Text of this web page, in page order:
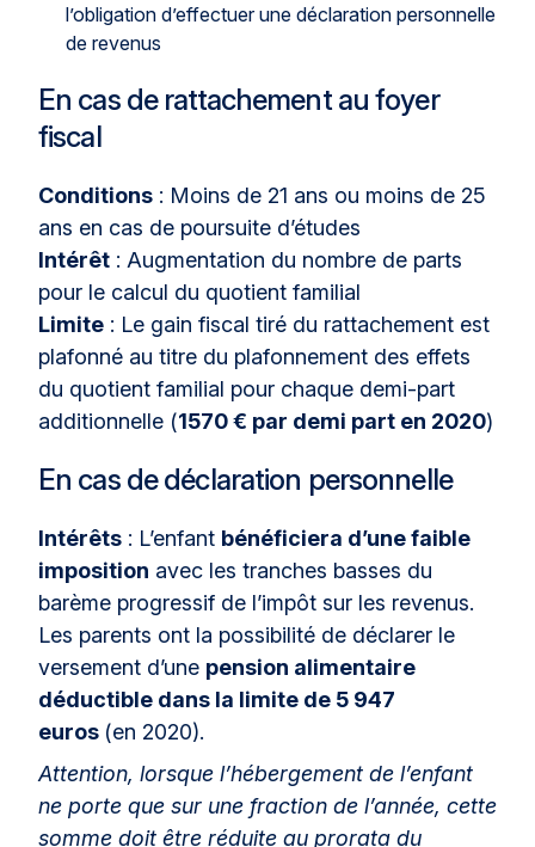
l’obligation d’effectuer une déclaration personnelle
de revenus
En cas de rattachement au foyer
fiscal
Conditions : Moins de 21 ans ou moins de 25
ans en cas de poursuite d’études
Intérêt : Augmentation du nombre de parts
pour le calcul du quotient familial
Limite : Le gain fiscal tiré du rattachement est
plafonné au titre du plafonnement des effets
du quotient familial pour chaque demi-part
additionnelle (1570 € par demi part en 2020)
En cas de déclaration personnelle
Intérêts : L’enfant bénéficiera d’une faible
imposition avec les tranches basses du
barème progressif de l’impôt sur les revenus.
Les parents ont la possibilité de déclarer le
versement d’une pension alimentaire
déductible dans la limite de 5 947
euros (en 2020).
Attention, lorsque l’hébergement de l’enfant
ne porte que sur une fraction de l’année, cette
somme doit être réduite au prorata du